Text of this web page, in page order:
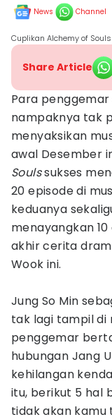
News Channel
Cuplikan Alchemy of
Share Article
Para
nampaknya tak
menyaksikan
awal Desember
Soulssukses
20 episode di
keduanya
menayangkan
akhir cerita
Wook ini.
Jung So Min
tak lagi tampil di
penggemar
hubungan Jang
kehilangan
itu, berikut 5 hal
tidak akan kamu